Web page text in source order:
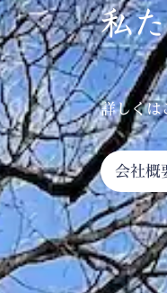
私
詳しくは
会社概